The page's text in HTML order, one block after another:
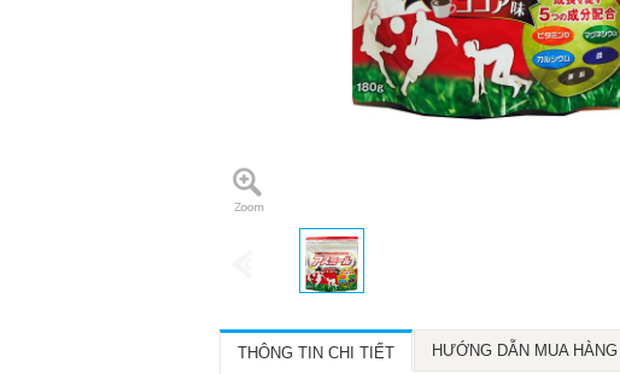
THÔNG TIN CHI TIẾT HƯỚNG DẪN MUA HÀNG